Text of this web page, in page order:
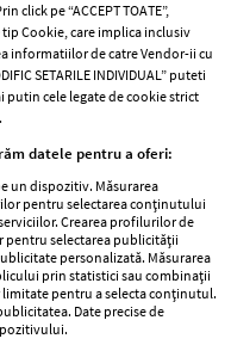
si conditii
de
pentru
click pe “ACCEPT TOATE”,
Cookie, care implica inclusiv
informatiilor de catre Vendor-ii cu
SETARILE INDIVIDUAL” puteti
cele legate de cookie strict
datele pentru a oferi:
un dispozitiv. Măsurarea
pentru selectarea conținutului
Crearea profilurilor de
selectarea publicității
personalizată. Măsurarea
prin statistici sau combinații
pentru a selecta conținutul.
Date precise de